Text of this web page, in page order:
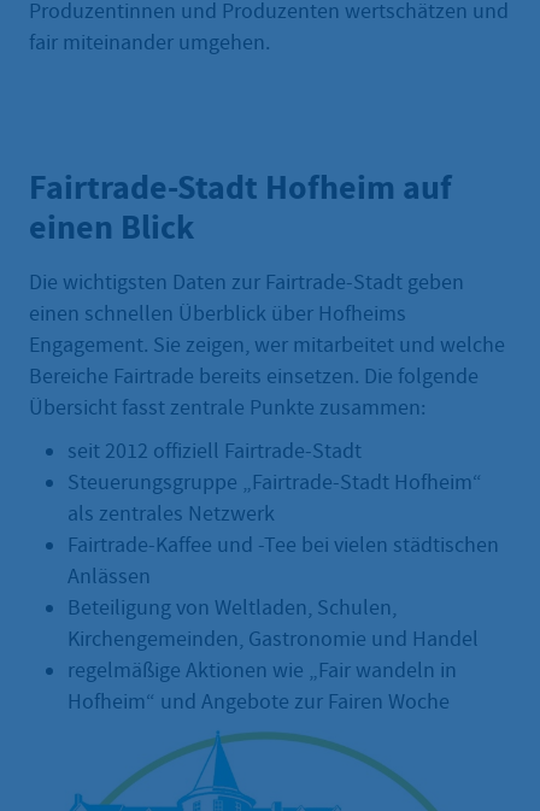
Produzentinnen und Produzenten wertschätzen und
fair miteinander umgehen.
Fairtrade-Stadt Hofheim auf
einen Blick
Die wichtigsten Daten zur Fairtrade-Stadt geben
einen schnellen Überblick über Hofheims
Engagement. Sie zeigen, wer mitarbeitet und welche
Bereiche Fairtrade bereits einsetzen. Die folgende
Übersicht fasst zentrale Punkte zusammen:
seit 2012 offiziell Fairtrade-Stadt
Steuerungsgruppe „Fairtrade-Stadt Hofheim“
als zentrales Netzwerk
Fairtrade-Kaffee und -Tee bei vielen städtischen
Anlässen
Beteiligung von Weltladen, Schulen,
Kirchengemeinden, Gastronomie und Handel
regelmäßige Aktionen wie „Fair wandeln in
Hofheim“ und Angebote zur Fairen Woche